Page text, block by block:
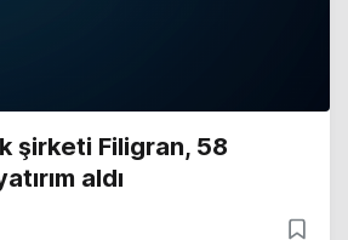
şirketi Filigran, 58
aldı